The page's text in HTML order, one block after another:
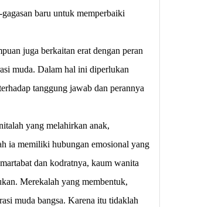
baru untuk memperbaiki
juga berkaitan erat dengan peran
muda. Dalam hal ini diperlukan
tanggung jawab dan perannya
yang melahirkan anak,
ia memiliki hubungan emosional yang
dan kodratnya, kaum wanita
Merekalah yang membentuk,
muda bangsa. Karena itu tidaklah